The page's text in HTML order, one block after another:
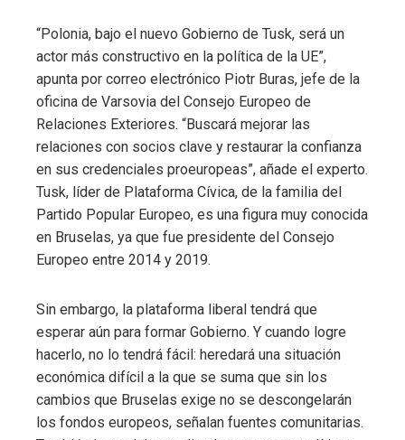
“Polonia, bajo el nuevo Gobierno de Tusk, será un
actor más constructivo en la política de la UE”,
apunta por correo electrónico Piotr Buras, jefe de la
oficina de Varsovia del Consejo Europeo de
Relaciones Exteriores. “Buscará mejorar las
relaciones con socios clave y restaurar la confianza
en sus credenciales proeuropeas”, añade el experto.
Tusk, líder de Plataforma Cívica, de la familia del
Partido Popular Europeo, es una figura muy conocida
en Bruselas, ya que fue presidente del Consejo
Europeo entre 2014 y 2019.
Sin embargo, la plataforma liberal tendrá que
esperar aún para formar Gobierno. Y cuando logre
hacerlo, no lo tendrá fácil: heredará una situación
económica difícil a la que se suma que sin los
cambios que Bruselas exige no se descongelarán
los fondos europeos, señalan fuentes comunitarias.